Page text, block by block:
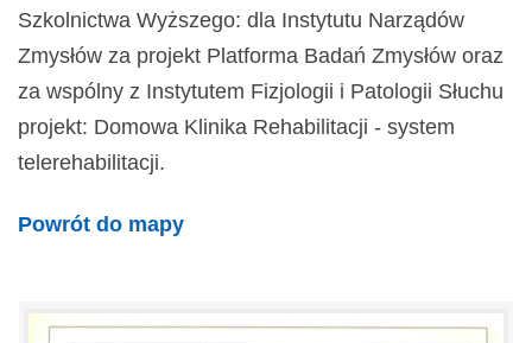
Szkolnictwa Wyższego: dla Instytutu Narządów
Zmysłów za projekt Platforma Badań Zmysłów oraz
za wspólny z Instytutem Fizjologii i Patologii Słuchu
projekt: Domowa Klinika Rehabilitacji - system
telerehabilitacji.
Powrót do mapy